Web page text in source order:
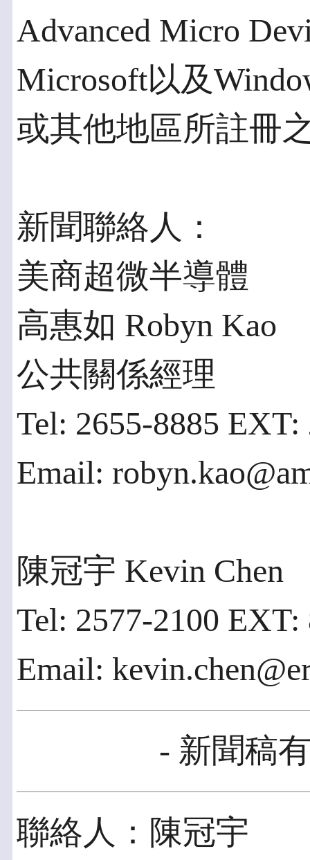
Advanced Micro
Microsoft以及
或其他地區所註冊
新聞聯絡人：
美商超微半導體
高惠如 Robyn Kao
公共關係經理
Tel: 2655-8885 EXT:
Email:
陳冠宇 Kevin Chen
Tel: 2577-2100 EXT:
Email:
- 新聞稿
聯絡人：陳冠宇